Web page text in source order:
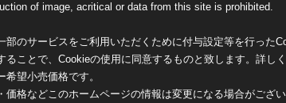
of image, acritical or data from this site is prohibited.
のサービスをご利用いただくために付与設定等を行った
ことで、Cookieの使用に同意するものと致します。詳し
望小売価格です。
格などこのホームページの情報は変更になる場合がござい